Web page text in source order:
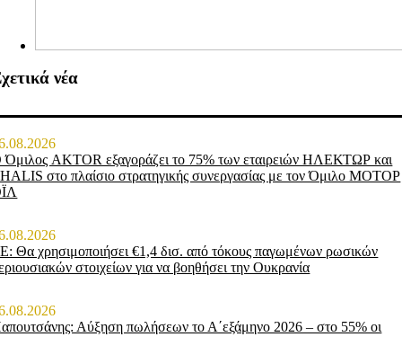
νέα
AKTOR εξαγοράζει το 75% των εταιρειών ΗΛΕΚΤΩΡ και
στο πλαίσιο στρατηγικής συνεργασίας με τον Όμιλο ΜΟΤΟΡ
Θα χρησιμοποιήσει €1,4 δισ. από τόκους παγωμένων ρωσικών
στοιχείων για να βοηθήσει την Ουκρανία
Αύξηση πωλήσεων το Α΄εξάμηνο 2026 – στο 55% οι